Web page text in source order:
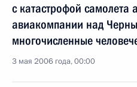
с катастрофой самолета
авиакомпании над
многочисленные
3 мая 2006 года, 00:00